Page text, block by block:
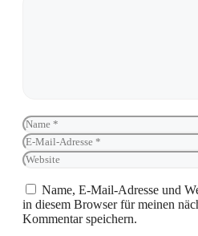
Name
Name, E-Mail-Adresse und
in diesem Browser für meinen
Kommentar speichern.